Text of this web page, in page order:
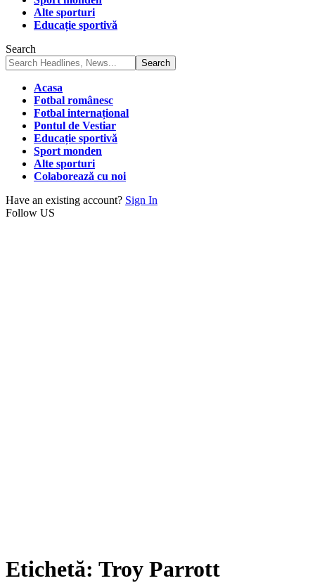
Alte sporturi
Educație sportivă
Search
Acasa
Fotbal românesc
Fotbal internațional
Pontul de Vestiar
Educație sportivă
Sport monden
Alte sporturi
Colaborează cu noi
Have an existing account? Sign In
Follow US
Etichetă: Troy Parrott